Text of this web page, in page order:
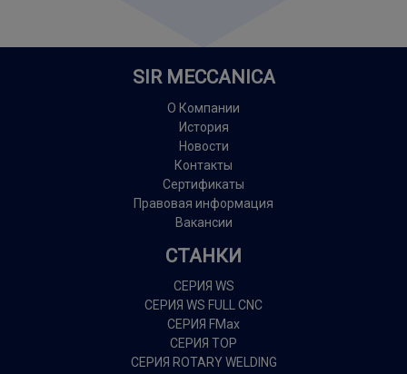
SIR MECCANICA
О Компании
История
Новости
Контакты
Сертификаты
Правовая информация
Вакансии
СТАНКИ
СЕРИЯ WS
СЕРИЯ WS FULL CNC
СЕРИЯ FMax
СЕРИЯ TOP
СЕРИЯ ROTARY WELDING